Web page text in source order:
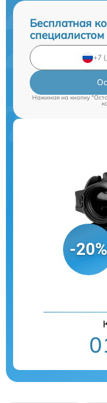
Бесплатная
специалистом
Нажимая на кнопку
-20%